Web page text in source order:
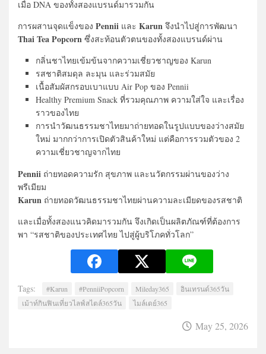
เมื่อ DNA ของทั้งสองแบรนด์มารวมกัน
การผสานจุดแข็งของ Pennii และ Karun จึงนำไปสู่การพัฒนา
Thai Tea Popcorn ซึ่งสะท้อนตัวตนของทั้งสองแบรนด์ผ่าน
กลิ่นชาไทยเข้มข้นจากความเชี่ยวชาญของ Karun
รสชาติสมดุล ละมุน และร่วมสมัย
เนื้อสัมผัสกรอบเบาแบบ Air Pop ของ Pennii
Healthy Premium Snack ที่รวมคุณภาพ ความใส่ใจ และเรื่อง
ราวของไทย
การนำวัฒนธรรมชาไทยมาถ่ายทอดในรูปแบบของว่างสมัย
ใหม่ มากกว่าการเปิดตัวสินค้าใหม่ แต่คือการรวมตัวของ 2
ความเชี่ยวชาญจากไทย
Pennii ถ่ายทอดความรัก สุขภาพ และนวัตกรรมผ่านของว่าง
พรีเมียม
Karun ถ่ายทอดวัฒนธรรมชาไทยผ่านความละเมียดของรสชาติ
และเมื่อทั้งสองแนวคิดมารวมกัน จึงเกิดเป็นผลิตภัณฑ์ที่ต้องการ
พา “รสชาติของประเทศไทย ไปสู่ผู้บริโภคทั่วโลก”
Tags: #Karun #PenniiPopcorn Mileday365
อินเทรนด์365วัน
เม้าท์กินฟินเที่ยวไลฟ์สไตล์365วัน
ไมล์เดย์365
May 25, 2026